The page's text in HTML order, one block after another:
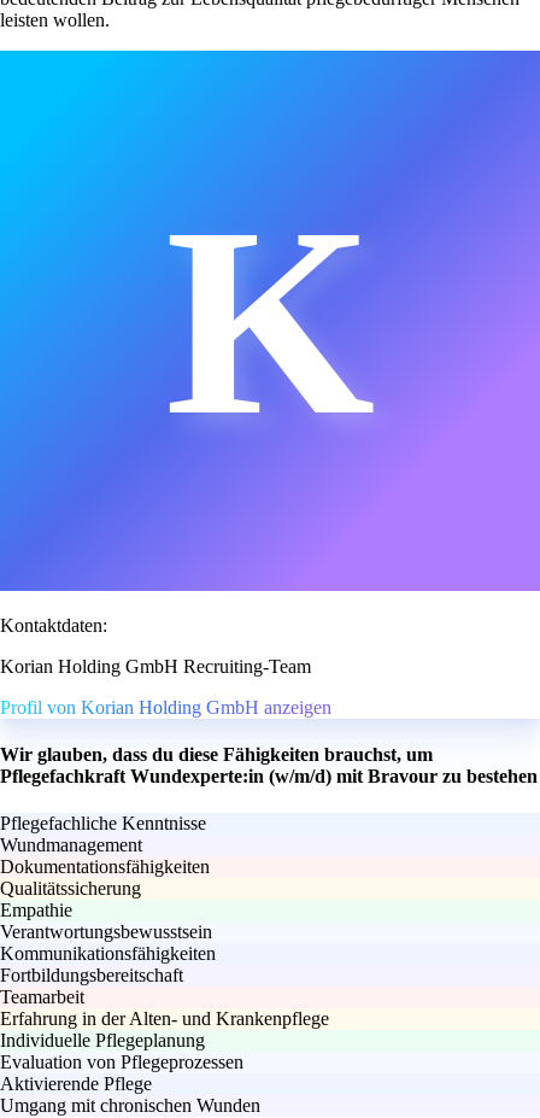
leisten wollen.
K
Kontaktdaten:
Korian Holding GmbH Recruiting-Team
Profil von Korian Holding GmbH anzeigen
Wir glauben, dass du diese Fähigkeiten brauchst, um
Pflegefachkraft Wundexperte:in (w/m/d) mit Bravour zu bestehen
Pflegefachliche Kenntnisse
Wundmanagement
Dokumentationsfähigkeiten
Qualitätssicherung
Empathie
Verantwortungsbewusstsein
Kommunikationsfähigkeiten
Fortbildungsbereitschaft
Teamarbeit
Erfahrung in der Alten- und Krankenpflege
Individuelle Pflegeplanung
Evaluation von Pflegeprozessen
Aktivierende Pflege
Umgang mit chronischen Wunden